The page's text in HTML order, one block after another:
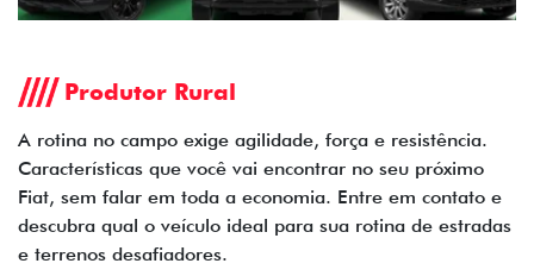
Produtor Rural
A rotina no campo exige agilidade, força e resistência.
Características que você vai encontrar no seu próximo
Fiat, sem falar em toda a economia. Entre em contato e
descubra qual o veículo ideal para sua rotina de estradas
e terrenos desafiadores.